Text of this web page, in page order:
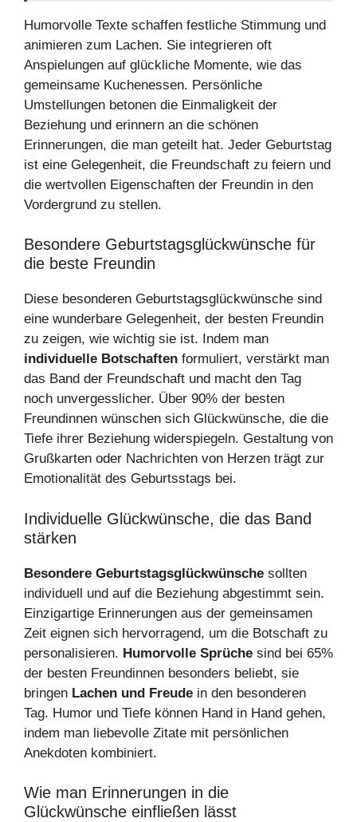
Humorvolle Texte schaffen festliche Stimmung und
animieren zum Lachen. Sie integrieren oft
Anspielungen auf glückliche Momente, wie das
gemeinsame Kuchenessen. Persönliche
Umstellungen betonen die Einmaligkeit der
Beziehung und erinnern an die schönen
Erinnerungen, die man geteilt hat. Jeder Geburtstag
ist eine Gelegenheit, die Freundschaft zu feiern und
die wertvollen Eigenschaften der Freundin in den
Vordergrund zu stellen.
Besondere Geburtstagsglückwünsche für
die beste Freundin
Diese besonderen Geburtstagsglückwünsche sind
eine wunderbare Gelegenheit, der besten Freundin
zu zeigen, wie wichtig sie ist. Indem man
individuelle Botschaften formuliert, verstärkt man
das Band der Freundschaft und macht den Tag
noch unvergesslicher. Über 90% der besten
Freundinnen wünschen sich Glückwünsche, die die
Tiefe ihrer Beziehung widerspiegeln. Gestaltung von
Grußkarten oder Nachrichten von Herzen trägt zur
Emotionalität des Geburtsstags bei.
Individuelle Glückwünsche, die das Band
stärken
Besondere Geburtstagsglückwünsche sollten
individuell und auf die Beziehung abgestimmt sein.
Einzigartige Erinnerungen aus der gemeinsamen
Zeit eignen sich hervorragend, um die Botschaft zu
personalisieren. Humorvolle Sprüche sind bei 65%
der besten Freundinnen besonders beliebt, sie
bringen Lachen und Freude in den besonderen
Tag. Humor und Tiefe können Hand in Hand gehen,
indem man liebevolle Zitate mit persönlichen
Anekdoten kombiniert.
Wie man Erinnerungen in die
Glückwünsche einfließen lässt